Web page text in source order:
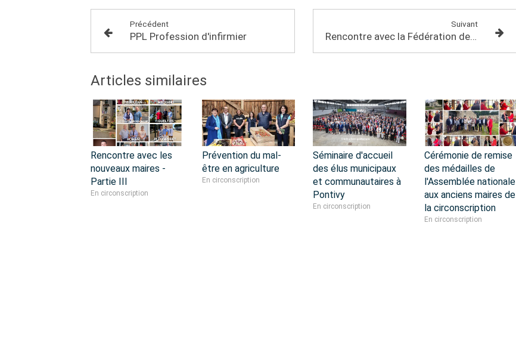
Précédent
PPL Profession d'infirmier
Suivant
Rencontre avec la Fédération des entreprises de propreté Ouest (FEP)
Articles similaires
Rencontre avec les
nouveaux maires -
Partie III
En circonscription
Prévention du mal-
être en agriculture
En circonscription
Séminaire d'accueil
des élus municipaux
et communautaires à
Pontivy
En circonscription
Cérémonie de remise
des médailles de
l'Assemblée nationale
aux anciens maires de
la circonscription
En circonscription